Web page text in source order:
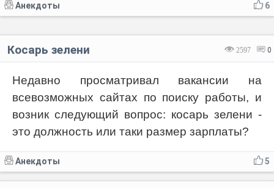
6
Анекдоты
2597 0
Косарь зелени
Недавно просматривал вакансии на
всевозможных сайтах по поиску работы, и
возник следующий вопрос: косарь зелени -
это должность или таки размер зарплаты?
5
Анекдоты